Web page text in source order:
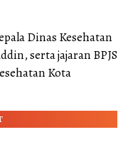
Dinas Kesehatan
serta jajaran BPJS
Kota